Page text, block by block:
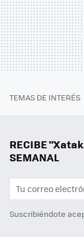
TEMAS DE INTERÉS
RECIBE
SEMANAL
Suscribiéndote